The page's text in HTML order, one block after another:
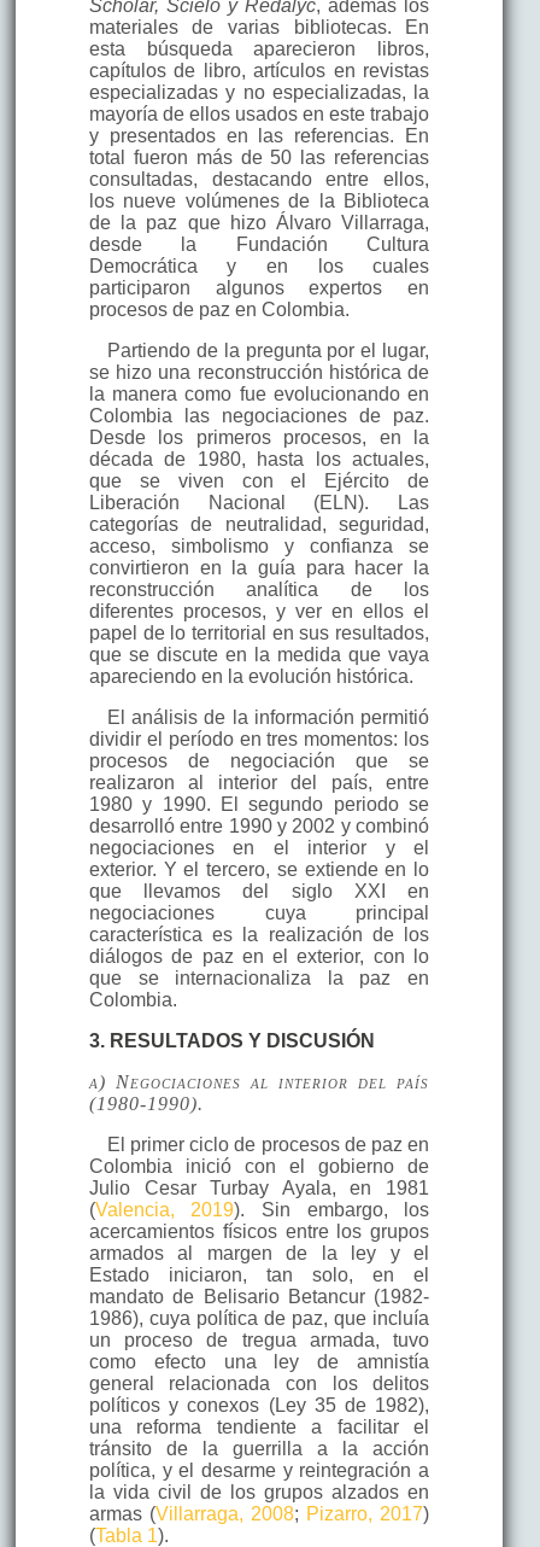
Scholar, Scielo y Redalyc, además los
materiales de varias bibliotecas. En
esta búsqueda aparecieron libros,
capítulos de libro, artículos en revistas
especializadas y no especializadas, la
mayoría de ellos usados en este trabajo
y presentados en las referencias. En
total fueron más de 50 las referencias
consultadas, destacando entre ellos,
los nueve volúmenes de la Biblioteca
de la paz que hizo Álvaro Villarraga,
desde la Fundación Cultura
Democrática y en los cuales
participaron algunos expertos en
procesos de paz en Colombia.
Partiendo de la pregunta por el lugar,
se hizo una reconstrucción histórica de
la manera como fue evolucionando en
Colombia las negociaciones de paz.
Desde los primeros procesos, en la
década de 1980, hasta los actuales,
que se viven con el Ejército de
Liberación Nacional (ELN). Las
categorías de neutralidad, seguridad,
acceso, simbolismo y confianza se
convirtieron en la guía para hacer la
reconstrucción analítica de los
diferentes procesos, y ver en ellos el
papel de lo territorial en sus resultados,
que se discute en la medida que vaya
apareciendo en la evolución histórica.
El análisis de la información permitió
dividir el período en tres momentos: los
procesos de negociación que se
realizaron al interior del país, entre
1980 y 1990. El segundo periodo se
desarrolló entre 1990 y 2002 y combinó
negociaciones en el interior y el
exterior. Y el tercero, se extiende en lo
que llevamos del siglo XXI en
negociaciones cuya principal
característica es la realización de los
diálogos de paz en el exterior, con lo
que se internacionaliza la paz en
Colombia.
3. RESULTADOS Y DISCUSIÓN
a) Negociaciones al interior del país
(1980-1990).
El primer ciclo de procesos de paz en
Colombia inició con el gobierno de
Julio Cesar Turbay Ayala, en 1981
(Valencia, 2019). Sin embargo, los
acercamientos físicos entre los grupos
armados al margen de la ley y el
Estado iniciaron, tan solo, en el
mandato de Belisario Betancur (1982-
1986), cuya política de paz, que incluía
un proceso de tregua armada, tuvo
como efecto una ley de amnistía
general relacionada con los delitos
políticos y conexos (Ley 35 de 1982),
una reforma tendiente a facilitar el
tránsito de la guerrilla a la acción
política, y el desarme y reintegración a
la vida civil de los grupos alzados en
armas (Villarraga, 2008; Pizarro, 2017)
(Tabla 1).